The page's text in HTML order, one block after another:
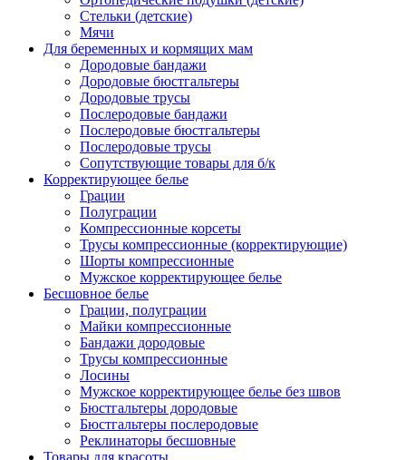
Стельки (детские)
Мячи
Для беременных и кормящих мам
Дородовые бандажи
Дородовые бюстгальтеры
Дородовые трусы
Послеродовые бандажи
Послеродовые бюстгальтеры
Послеродовые трусы
Сопутствующие товары для б/к
Корректирующее белье
Грации
Полуграции
Компрессионные корсеты
Трусы компрессионные (корректирующие)
Шорты компрессионные
Мужское корректирующее белье
Бесшовное белье
Грации, полуграции
Майки компрессионные
Бандажи дородовые
Трусы компрессионные
Лосины
Мужское корректирующее белье без швов
Бюстгальтеры дородовые
Бюстгальтеры послеродовые
Реклинаторы бесшовные
Товары для красоты